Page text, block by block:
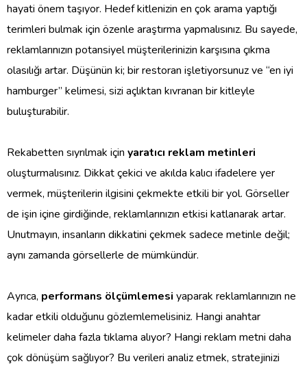
hayati önem taşıyor. Hedef kitlenizin en çok arama yaptığı
terimleri bulmak için özenle araştırma yapmalısınız. Bu sayede,
reklamlarınızın potansiyel müşterilerinizin karşısına çıkma
olasılığı artar. Düşünün ki; bir restoran işletiyorsunuz ve “en iyi
hamburger” kelimesi, sizi açlıktan kıvranan bir kitleyle
buluşturabilir.
Rekabetten sıyrılmak için yaratıcı reklam metinleri
oluşturmalısınız. Dikkat çekici ve akılda kalıcı ifadelere yer
vermek, müşterilerin ilgisini çekmekte etkili bir yol. Görseller
de işin içine girdiğinde, reklamlarınızın etkisi katlanarak artar.
Unutmayın, insanların dikkatini çekmek sadece metinle değil;
aynı zamanda görsellerle de mümkündür.
Ayrıca, performans ölçümlemesi yaparak reklamlarınızın ne
kadar etkili olduğunu gözlemlemelisiniz. Hangi anahtar
kelimeler daha fazla tıklama alıyor? Hangi reklam metni daha
çok dönüşüm sağlıyor? Bu verileri analiz etmek, stratejinizi